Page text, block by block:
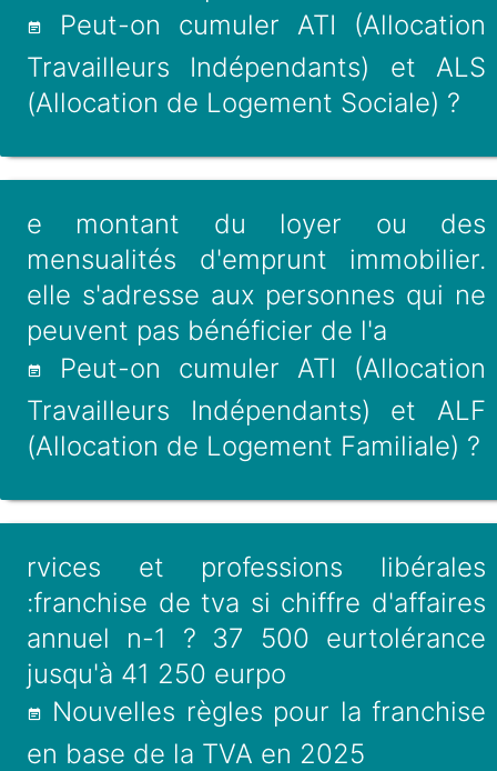
Peut-on cumuler ATI (Allocation
Travailleurs Indépendants) et ALS
(Allocation de Logement Sociale) ?
e montant du loyer ou des
mensualités d'emprunt immobilier.
elle s'adresse aux personnes qui ne
peuvent pas bénéficier de l'a
Peut-on cumuler ATI (Allocation
Travailleurs Indépendants) et ALF
(Allocation de Logement Familiale) ?
rvices et professions libérales
:franchise de tva si chiffre d'affaires
annuel n-1 ? 37 500 eurtolérance
jusqu'à 41 250 eurpo
Nouvelles règles pour la franchise
en base de la TVA en 2025